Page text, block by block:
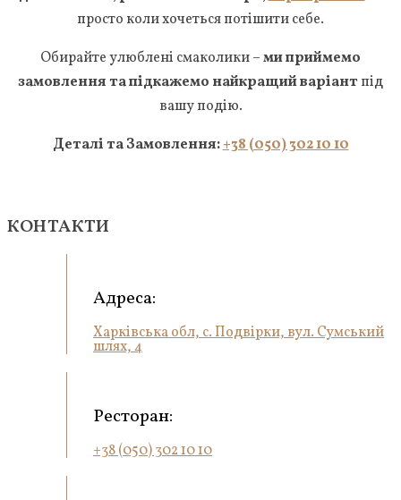
просто коли хочеться потішити себе.
Обирайте улюблені смаколики –ми приймемо
замовлення та підкажемо найкращий варіант під
вашу подію.
Деталі та Замовлення:+38 (050) 302 10 10
КОНТАКТИ
Адреса:
Харківська обл, с. Подвірки, вул. Сумський
шлях, 4
Ресторан:
+38 (050) 302 10 10